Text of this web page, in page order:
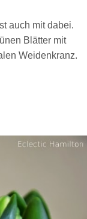
auch mit dabei.
Blätter mit
Weidenkranz.